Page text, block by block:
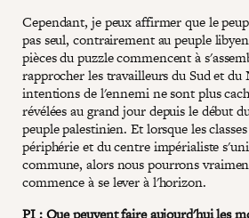
Cependant, je peux affirmer que le
pas seul, contrairement au peuple
pièces du puzzle commencent à
rapprocher les travailleurs du Sud et du
intentions de l'ennemi ne sont plus
révélées au grand jour depuis le début
peuple palestinien. Et lorsque les
périphérie et du centre impérialiste
commune, alors nous pourrons
commence à se lever à l'horizon.
PI : Que peuvent faire aujourd'hui les